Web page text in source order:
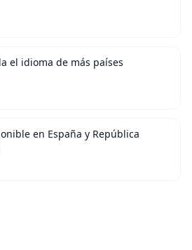
el idioma de más países
en España y República